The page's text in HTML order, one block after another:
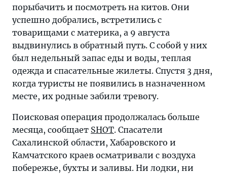
порыбачить и посмотреть на китов. Они
успешно добрались, встретились с
товарищами с материка, а 9 августа
выдвинулись в обратный путь. С собой у них
был недельный запас еды и воды, теплая
одежда и спасательные жилеты. Спустя 3 дня,
когда туристы не появились в назначенном
месте, их родные забили тревогу.
Поисковая операция продолжалась больше
месяца, сообщает SHOT. Спасатели
Сахалинской области, Хабаровского и
Камчатского краев осматривали с воздуха
побережье, бухты и заливы. Ни лодки, ни